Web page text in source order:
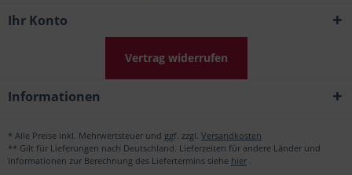
Ihr Konto
Vertrag widerrufen
Informationen
* Alle Preise inkl. Mehrwertsteuer und ggf. zzgl. Versandkosten
** Gilt für Lieferungen nach Deutschland. Lieferzeiten für andere Länder und
Informationen zur Berechnung des Liefertermins siehe hier